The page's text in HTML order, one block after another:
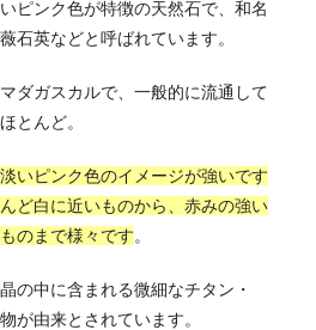
ピンク色が特徴の天然石で、和名
石英などと呼ばれています。
ダガスカルで、一般的に流通して
とんど。
いピンク色のイメージが強いです
ど白に近いものから、赤みの強い
のまで様々です。
の中に含まれる微細なチタン・
が由来とされています。